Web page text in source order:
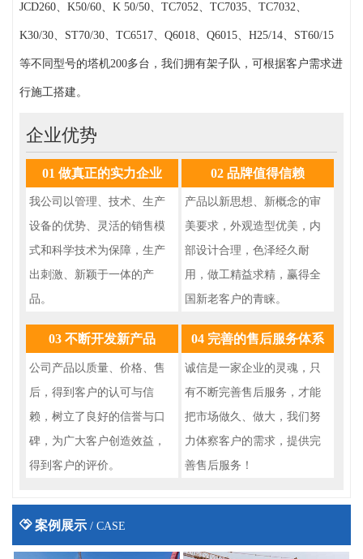
JCD260、K50/60、K 50/50、TC7052、TC7035、TC7032、
K30/30、ST70/30、TC6517、Q6018、Q6015、H25/14、ST60/15
等不同型号的塔机200多台，我们拥有架子队，可根据客户需求进
行施工搭建。
企业优势
01 做真正的实力企业
我公司以管理、技术、生产
设备的优势、灵活的销售模
式和科学技术为保障，生产
出刺激、新颖于一体的产
品。
02 品牌值得信赖
产品以新思想、新概念的审
美要求，外观造型优美，内
部设计合理，色泽经久耐
用，做工精益求精，赢得全
国新老客户的青睐。
03 不断开发新产品
公司产品以质量、价格、售
后，得到客户的认可与信
赖，树立了良好的信誉与口
碑，为广大客户创造效益，
得到客户的评价。
04 完善的售后服务体系
诚信是一家企业的灵魂，只
有不断完善售后服务，才能
把市场做久、做大，我们努
力体察客户的需求，提供完
善售后服务！
案例展示 / CASE